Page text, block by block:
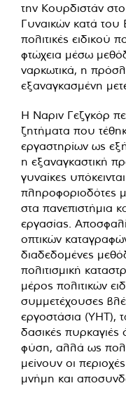
την Κουρδιστάν
Γυναικών κατά του
πολιτικές ειδικού
φτώχεια μέσω
ναρκωτικά, η
εξαναγκασμένη
Η Ναριν Γεζγκόρ
ζητήματα που
εργαστηρίων ως
η εξαναγκαστική
γυναίκες
πληροφοριοδότες
στα πανεπιστήμια
εργασίας.
οπτικών
διαδεδομένες
πολιτισμική
μέρος πολιτικών
συμμετέχουσες
εργοστάσια (ΥΗΤ),
δασικές πυρκαγιές
φύση, αλλά ως
μείνουν οι
μνήμη και